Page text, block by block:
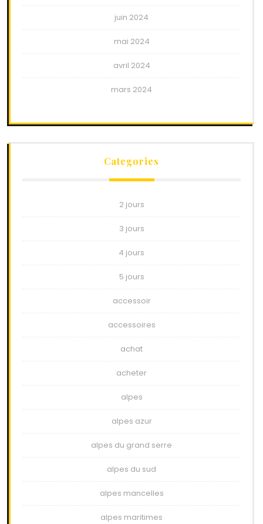
juin 2024
mai 2024
avril 2024
mars 2024
Categories
2 jours
3 jours
4 jours
5 jours
accessoir
accessoires
achat
acheter
alpes
alpes azur
alpes du grand serre
alpes du sud
alpes mancelles
alpes maritimes